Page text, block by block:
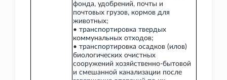
фонда, удобрений, почты и
почтовых грузов, кормов для
животных;
• транспортировка твердых
коммунальных отходов;
• транспортировка осадков (илов)
биологических очистных
сооружений хозяйственно-бытовой
и смешанной канализации после